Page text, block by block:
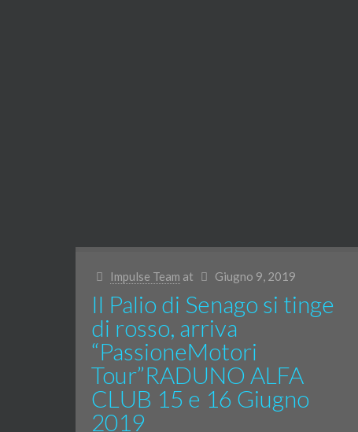
Impulse Team at Giugno 9, 2019
Il Palio di Senago si tinge
di rosso, arriva
“PassioneMotori
Tour”RADUNO ALFA
CLUB 15 e 16 Giugno
2019